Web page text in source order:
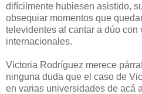
difícilmente hubiesen asistido,
obsequiar momentos que
televidentes al cantar a dúo con
internacionales.
Victoria Rodríguez merece
ninguna duda que el caso de
en varias universidades de acá